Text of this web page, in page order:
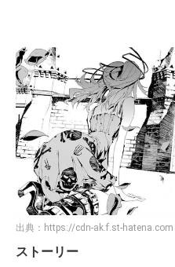
出典： https://cdn-ak.f.st-hatena.com
ストーリー